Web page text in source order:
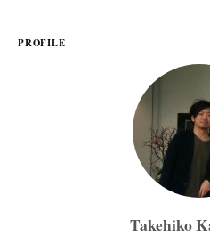
PROFILE
Takehiko